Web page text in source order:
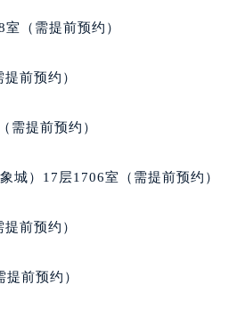
1205室（需提前预约）
11层1104室（需提前预约）
C座22层08室（需提前预约）
需提前预约）
座7楼709室（需提前预约）
（需提前预约）
（需提前预约）
前预约）
需提前预约）
城）17层1706室（需提前预约）
前预约）
前预约）